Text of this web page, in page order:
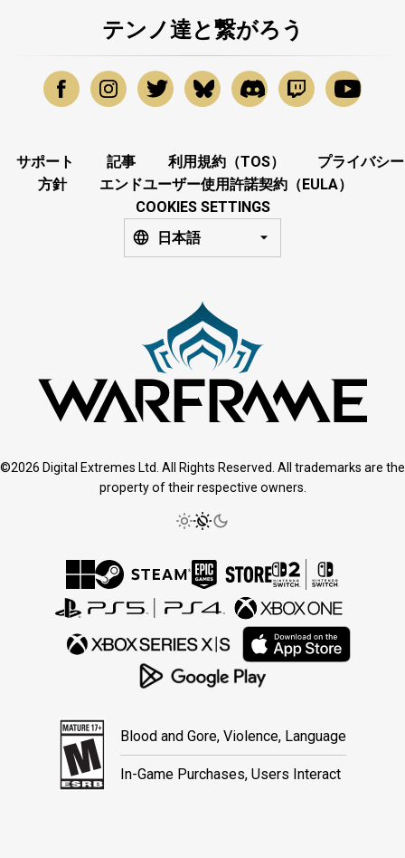
テンノ達と繋がろう
サポート 記事 利用規約（TOS）
プライバシー
方針
エンドユーザー使用許諾契約（EULA）
COOKIES SETTINGS
日本語
©2026 Digital Extremes Ltd. All Rights Reserved. All trademarks are the
property of their respective owners.
Blood and Gore, Violence, Language
In-Game Purchases, Users Interact